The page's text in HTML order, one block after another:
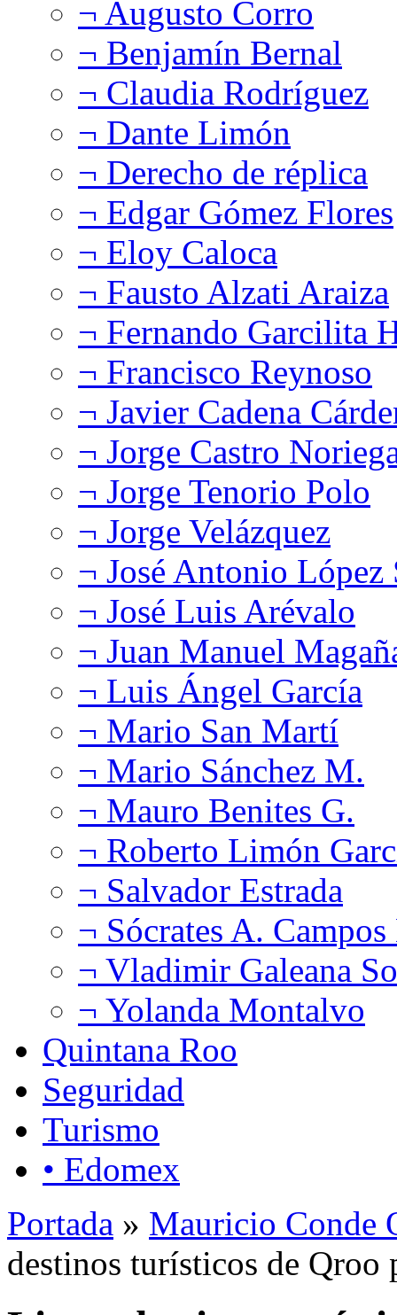
¬ Augusto Corro
¬ Benjamín Bernal
¬ Claudia Rodríguez
¬ Dante Limón
¬ Derecho de réplica
¬ Edgar Gómez Flores
¬ Eloy Caloca
¬ Fausto Alzati Araiza
¬ Fernando Garcilita
¬ Francisco Reynoso
¬ Javier Cadena
¬ Jorge Castro
¬ Jorge Tenorio Polo
¬ Jorge Velázquez
¬ José Antonio López
¬ José Luis Arévalo
¬ Juan Manuel
¬ Luis Ángel García
¬ Mario San Martí
¬ Mario Sánchez M.
¬ Mauro Benites G.
¬ Roberto Limón
¬ Salvador Estrada
¬ Sócrates A.
¬ Vladimir Galeana
¬ Yolanda Montalvo
Quintana Roo
Seguridad
Turismo
• Edomex
Portada » Mauricio Conde
destinos turísticos de Qroo